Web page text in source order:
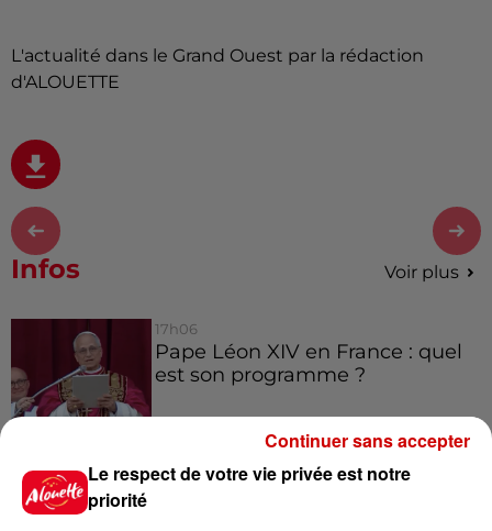
L'actualité dans le Grand Ouest par la rédaction
d'ALOUETTE
Infos Voir plus
17h06
Pape Léon XIV en France : quel
est son programme ?
15h54
Le respect de votre vie privée est notre
priorité
Continuer sans accepter